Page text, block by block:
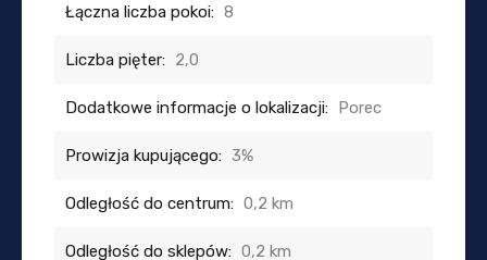
Łączna liczba pokoi: 8
Liczba pięter: 2,0
Dodatkowe informacje o lokalizacji: Porec
Prowizja kupującego: 3%
Odległość do centrum: 0,2 km
Odległość do sklepów: 0,2 km